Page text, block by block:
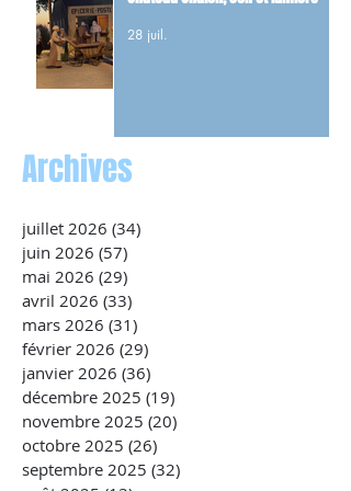
28 juil.
Archives
juillet 2026 (34)
juin 2026 (57)
mai 2026 (29)
avril 2026 (33)
mars 2026 (31)
février 2026 (29)
janvier 2026 (36)
décembre 2025 (19)
novembre 2025 (20)
octobre 2025 (26)
septembre 2025 (32)